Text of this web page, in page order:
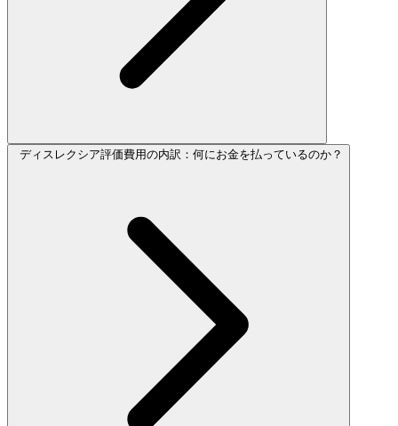
ディスレクシア評価費用の内訳：何にお金を払っているのか？